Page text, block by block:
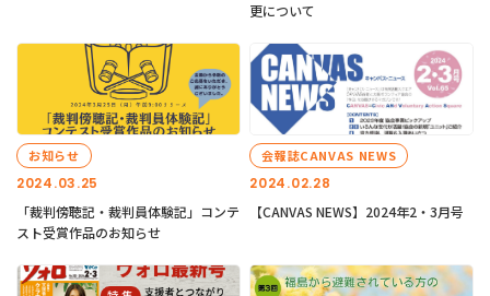
更について
2024.03.25
お知らせ
「裁判傍聴記・裁判員体験記」コンテ
スト受賞作品のお知らせ
2024.02.28
会報誌CANVAS NEWS
【CANVAS NEWS】2024年2・3月号